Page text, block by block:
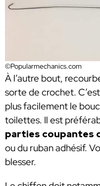
©Popularmechanics.com
À l’autre bout,
sorte de crochet.
plus facilement le
toilettes. Il est
parties coupantes
ou du ruban adhésif.
blesser.